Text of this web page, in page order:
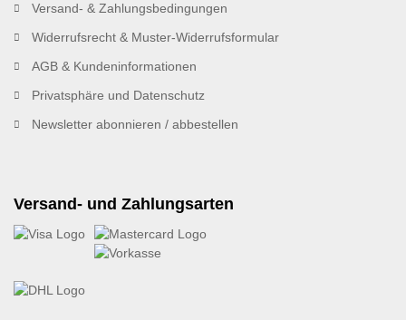
Versand- & Zahlungsbedingungen
Widerrufsrecht & Muster-Widerrufsformular
AGB & Kundeninformationen
Privatsphäre und Datenschutz
Newsletter abonnieren / abbestellen
Versand- und Zahlungsarten